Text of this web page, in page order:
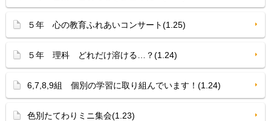
５年 心の教育ふれあいコンサート(1.25)
５年 理科 どれだけ溶ける…？(1.24)
6,7,8,9組 個別の学習に取り組んでいます！(1.24)
色別たてわりミニ集会(1.23)